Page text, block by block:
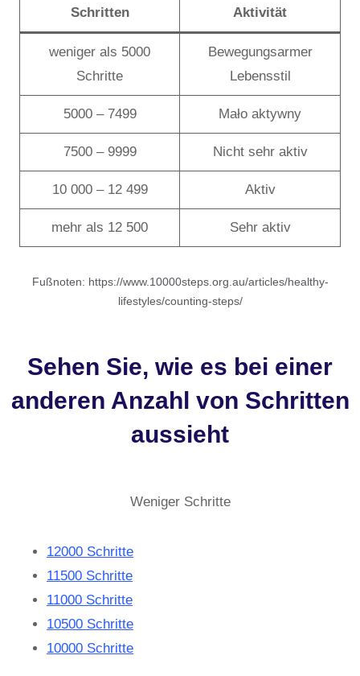
Schritten
Aktivität
weniger als 5000
Schritte
Bewegungsarmer
Lebensstil
5000 – 7499 Mało aktywny
7500 – 9999 Nicht sehr aktiv
10 000 – 12 499 Aktiv
mehr als 12 500 Sehr aktiv
Fußnoten: https://www.10000steps.org.au/articles/healthy-
lifestyles/counting-steps/
Sehen Sie, wie es bei einer
anderen Anzahl von Schritten
aussieht
Weniger Schritte
12000 Schritte
11500 Schritte
11000 Schritte
10500 Schritte
10000 Schritte